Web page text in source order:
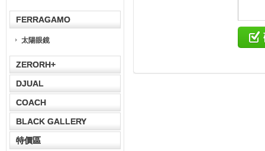
FERRAGAMO
太陽眼鏡
ZERORH+
DJUAL
COACH
BLACK GALLERY
特價區